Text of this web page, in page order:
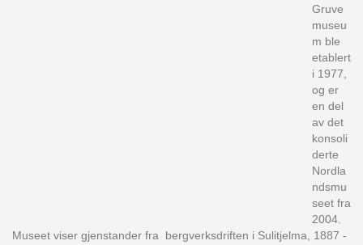
Gruve
museu
m ble
etablert
i 1977,
og er
en del
av det
konsoli
derte
Nordla
ndsmu
seet fra
2004.
Museet viser gjenstander fra bergverksdriften i Sulitjelma, 1887 -